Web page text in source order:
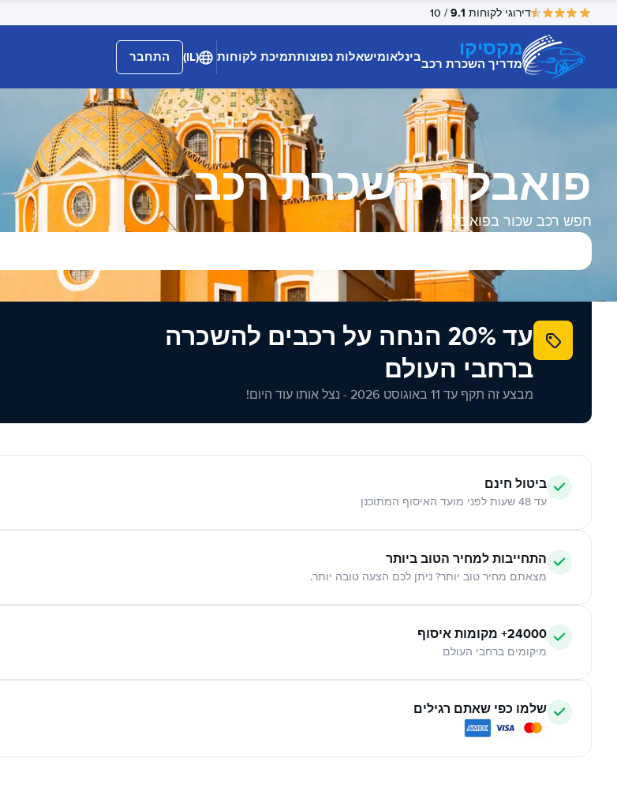
דירוגי לקוחות 9.1
/ 10
מקסיקו
מדריך השכרת רכבבינלאומישאלות נפוצותתמיכת לקוחות (IL) התחבר
פואבלה השכרת רכב
חפש רכב שכור בפואבלה
עד 20% הנחה על רכבים להשכרה
ברחבי העולם
מבצע זה תקף עד 11 באוגוסט 2026 - נצל אותו עוד היום!
ביטול חינם
עד 48 שעות לפני מועד האיסוף המתוכנן
התחייבות למחיר הטוב ביותר
מצאתם מחיר טוב יותר? ניתן לכם הצעה טובה יותר.
24000+ מקומות איסוף
מיקומים ברחבי העולם
שלמו כפי שאתם רגילים